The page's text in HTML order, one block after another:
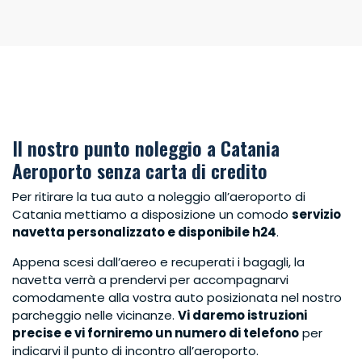
Il nostro punto noleggio a Catania
Aeroporto senza carta di credito
Per ritirare la tua auto a noleggio all’aeroporto di
Catania mettiamo a disposizione un comodo servizio
navetta personalizzato e disponibile h24.
Appena scesi dall’aereo e recuperati i bagagli, la
navetta verrà a prendervi per accompagnarvi
comodamente alla vostra auto posizionata nel nostro
parcheggio nelle vicinanze. Vi daremo istruzioni
precise e vi forniremo un numero di telefonoper
indicarvi il punto di incontro all’aeroporto.